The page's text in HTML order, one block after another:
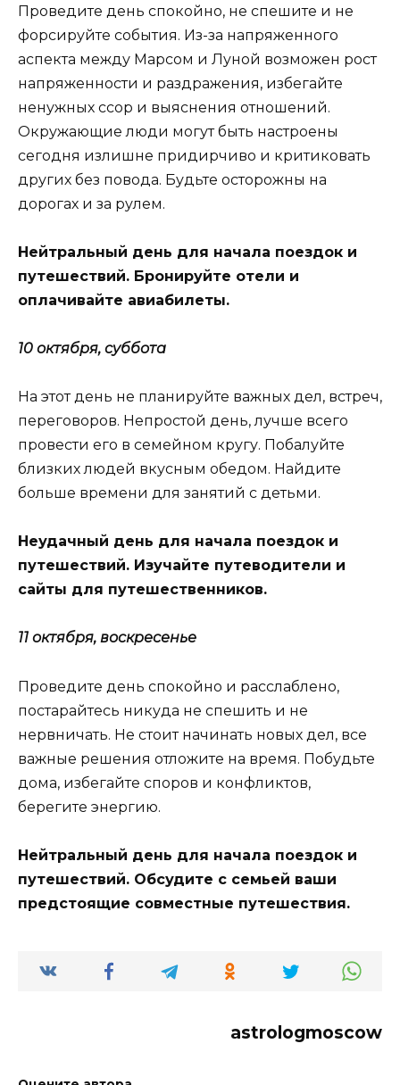
Проведите день спокойно, не спешите и не
форсируйте события. Из-за напряженного
аспекта между Марсом и Луной возможен рост
напряженности и раздражения, избегайте
ненужных ссор и выяснения отношений.
Окружающие люди могут быть настроены
сегодня излишне придирчиво и критиковать
других без повода. Будьте осторожны на
дорогах и за рулем.
Нейтральный день для начала поездок и
путешествий. Бронируйте отели и
оплачивайте авиабилеты.
10 октября, суббота
На этот день не планируйте важных дел, встреч,
переговоров. Непростой день, лучше всего
провести его в семейном кругу. Побалуйте
близких людей вкусным обедом. Найдите
больше времени для занятий с детьми.
Неудачный день для начала поездок и
путешествий. Изучайте путеводители и
сайты для путешественников.
11 октября, воскресенье
Проведите день спокойно и расслаблено,
постарайтесь никуда не спешить и не
нервничать. Не стоит начинать новых дел, все
важные решения отложите на время. Побудьте
дома, избегайте споров и конфликтов,
берегите энергию.
Нейтральный день для начала поездок и
путешествий. Обсудите с семьей ваши
предстоящие совместные путешествия.
astrologmoscow